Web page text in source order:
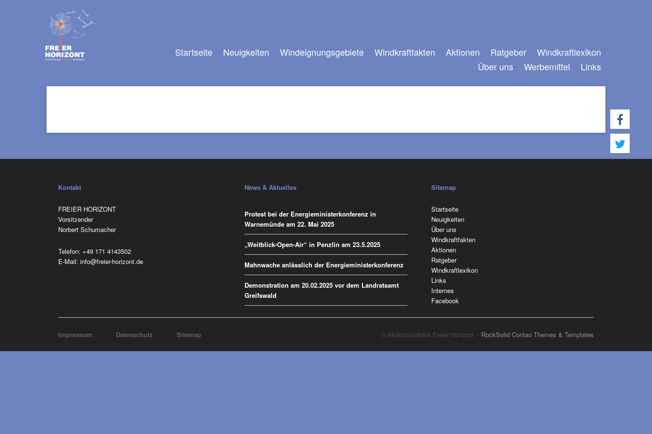
Navigation
Startseite Neuigkeiten Windeignungsgebiete Windkraftfakten Aktionen Ratgeber
Windkraftlexikon
Über uns
Werbemittel Links
überspringen
Navigation
überspringen
Kontakt
FREIER HORIZONT
Vorsitzender
Norbert Schumacher
Telefon: ‭+49 171 4143502
E-Mail: info@freier-horizont.de
News & Aktuelles
Protest bei der Energieministerkonferenz in
Warnemünde am 22. Mai 2025
„Weitblick-Open-Air“ in Penzlin am 23.5.2025
Mahnwache anlässlich der Energieministerkonferenz
Demonstration am 20.02.2025 vor dem Landratsamt
Greifswald
Sitemap
Navigation
überspringen
Startseite
Neuigkeiten
Über uns
Windkraftfakten
Aktionen
Ratgeber
Windkraftlexikon
Links
Internes
Facebook
Navigation
Impressum Datenschutz Sitemap © Aktionbündniss Freier Horizont RockSolid Contao Themes & Templates